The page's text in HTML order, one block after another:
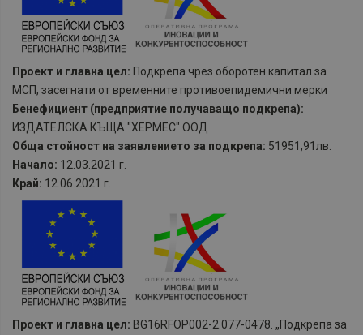
Проект и главна цел: Подкрепа чрез оборотен капитал за
МСП, засегнати от временните противоепидемични мерки
Бенефициент (предприятие получаващо подкрепа):
ИЗДАТЕЛСКА КЪЩА "ХЕРМЕС" ООД
Обща стойност на заявлението за подкрепа: 51951,91лв.
Начало: 12.03.2021 г.
Край: 12.06.2021 г.
Проект и главна цел: BG16RFOP002-2.077-0478. „Подкрепа за